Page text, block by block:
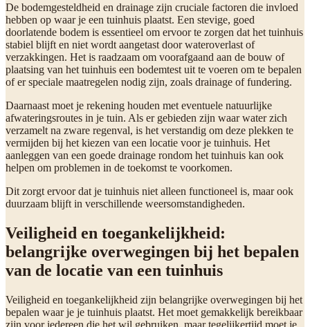
De bodemgesteldheid en drainage zijn cruciale factoren die invloed
hebben op waar je een tuinhuis plaatst. Een stevige, goed
doorlatende bodem is essentieel om ervoor te zorgen dat het tuinhuis
stabiel blijft en niet wordt aangetast door wateroverlast of
verzakkingen. Het is raadzaam om voorafgaand aan de bouw of
plaatsing van het tuinhuis een bodemtest uit te voeren om te bepalen
of er speciale maatregelen nodig zijn, zoals drainage of fundering.
Daarnaast moet je rekening houden met eventuele natuurlijke
afwateringsroutes in je tuin. Als er gebieden zijn waar water zich
verzamelt na zware regenval, is het verstandig om deze plekken te
vermijden bij het kiezen van een locatie voor je tuinhuis. Het
aanleggen van een goede drainage rondom het tuinhuis kan ook
helpen om problemen in de toekomst te voorkomen.
Dit zorgt ervoor dat je tuinhuis niet alleen functioneel is, maar ook
duurzaam blijft in verschillende weersomstandigheden.
Veiligheid en toegankelijkheid:
belangrijke overwegingen bij het bepalen
van de locatie van een tuinhuis
Veiligheid en toegankelijkheid zijn belangrijke overwegingen bij het
bepalen waar je je tuinhuis plaatst. Het moet gemakkelijk bereikbaar
zijn voor iedereen die het wil gebruiken, maar tegelijkertijd moet je